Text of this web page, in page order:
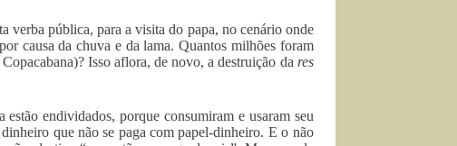
verba pública, para a visita do papa, no cenário onde
causa da chuva e da lama. Quantos milhões foram
Isso aflora, de novo, a destruição da res
endividados, porque consumiram e usaram seu
que não se paga com papel-dinheiro. E o não